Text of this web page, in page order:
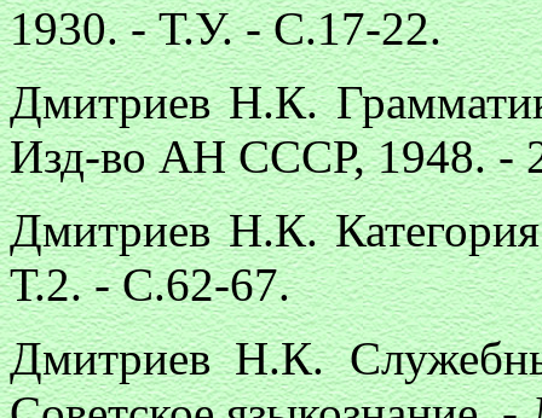
1930. - Т.У. - С.17-22.
Дмитриев Н.К.
Изд-во АН СССР, 1948. -
Дмитриев Н.К.
Т.2. - С.62-67.
Дмитриев Н.К.